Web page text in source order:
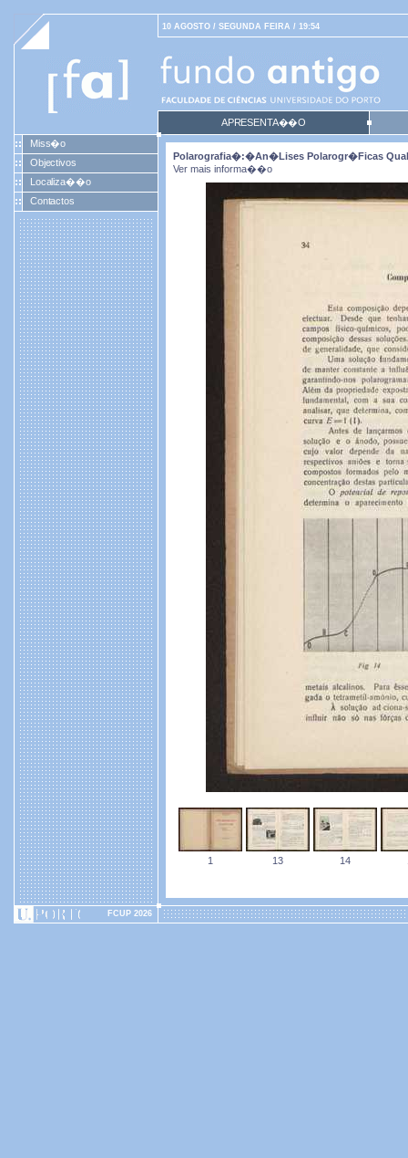
10 AGOSTO / SEGUNDA FEIRA / 19:54
APRESENTA��O
Miss�o
Objectivos
Localiza��o
Contactos
Polarografia�:�an�lises Polarogr�ficas
Ver mais informa��o
1 13 14
FCUP 2026